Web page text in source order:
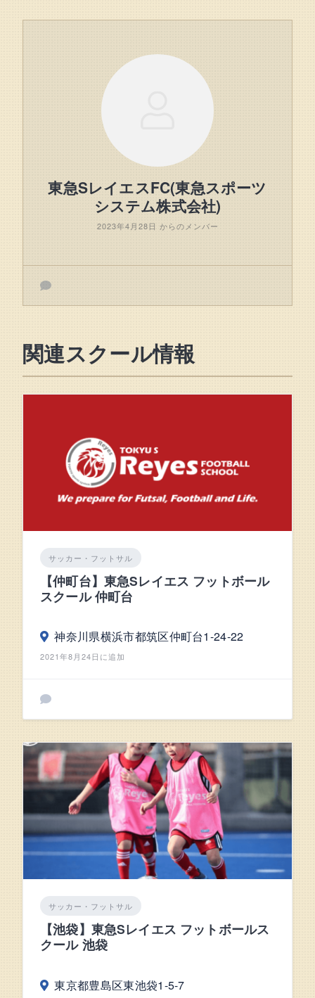
東急SレイエスFC(東急スポーツ
システム株式会社)
2023年4月28日 からのメンバー
関連スクール情報
サッカー・フットサル
【仲町台】東急Sレイエス フットボール
スクール 仲町台
神奈川県横浜市都筑区仲町台1-24-22
2021年8月24日に追加
サッカー・フットサル
【池袋】東急Sレイエス フットボールス
クール 池袋
東京都豊島区東池袋1-5-7